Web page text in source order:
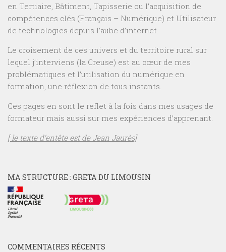
en Tertiaire, Bâtiment, Tapisserie ou l’acquisition de
compétences clés (Français – Numérique) et Utilisateur
de technologies depuis l’aube d’internet.
Le croisement de ces univers et du territoire rural sur
lequel j’interviens (la Creuse) est au cœur de mes
problématiques et l’utilisation du numérique en
formation, une réflexion de tous instants.
Ces pages en sont le reflet à la fois dans mes usages de
formateur mais aussi sur mes expériences d’apprenant.
[ le texte d’entête est de Jean Jaurès]
MA STRUCTURE : GRETA DU LIMOUSIN
COMMENTAIRES RÉCENTS